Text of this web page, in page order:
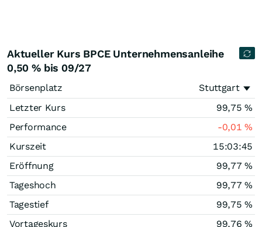
Aktueller Kurs BPCE Unternehmensanleihe
0,50 % bis 09/27
Börsenplatz
Stuttgart
Letzter Kurs
99,75 %
Performance
-0,01%
Kurszeit
15:03:45
Eröffnung
99,77 %
Tageshoch
99,77 %
Tagestief
99,75 %
Vortageskurs
99,76%